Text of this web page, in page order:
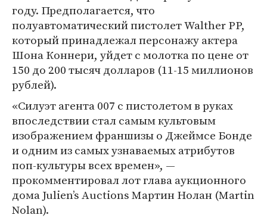
году. Предполагается, что
полуавтоматический пистолет Walther PP,
который принадлежал персонажу актера
Шона Коннери, уйдет с молотка по цене от
150 до 200 тысяч долларов (11-15 миллионов
рублей).
«Силуэт агента 007 с пистолетом в руках
впоследствии стал самым культовым
изображением франшизы о Джеймсе Бонде
и одним из самых узнаваемых атрибутов
поп-культуры всех времен», —
прокомментировал лот глава аукционного
дома Julien’s Auctions Мартин Нолан (Martin
Nolan).